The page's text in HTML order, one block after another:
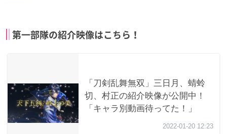
第一部隊の紹介映像はこちら！